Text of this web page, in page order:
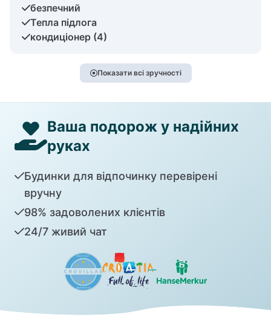
безпечний
Тепла підлога
кондиціонер (4)
Показати всі зручності
Ваша подорож у надійних
руках
Будинки для відпочинку перевірені
вручну
98% задоволених клієнтів
24/7 живий чат